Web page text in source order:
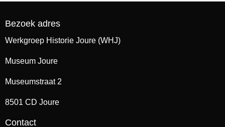
Bezoek adres
Werkgroep Historie Joure (WHJ)
Museum Joure
Museumstraat 2
8501 CD Joure
Contact